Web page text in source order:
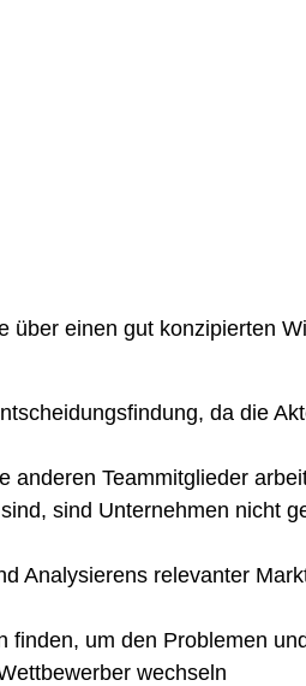
über einen gut konzipierten
da die
anderen Teammitglieder
sind Unternehmen nicht
Analysierens relevanter
um den Problemen
wechseln